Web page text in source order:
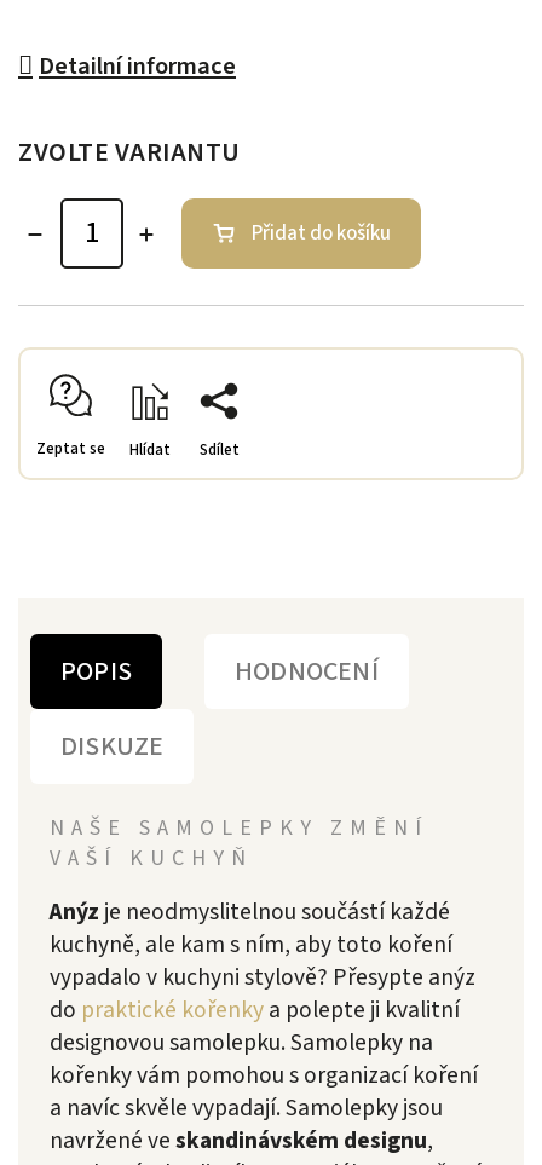
Detailní informace
ZVOLTE VARIANTU
Přidat do košíku
Zeptat se Hlídat Sdílet
POPIS
HODNOCENÍ
DISKUZE
NAŠE SAMOLEPKY ZMĚNÍ
VAŠÍ KUCHYŇ
Anýz je neodmyslitelnou součástí každé
kuchyně, ale kam s ním, aby toto koření
vypadalo v kuchyni stylově? Přesypte anýz
do praktické kořenkya polepte ji kvalitní
designovou samolepku.Samolepky na
kořenky vám pomohou s organizací koření
a navíc skvěle vypadají. Samolepky jsou
navržené veskandinávském designu,